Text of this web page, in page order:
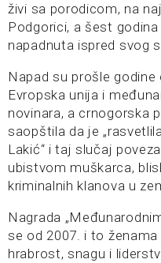
živi sa porodicom, na
Podgorici, a šest
napadnuta ispred svog
Napad su prošle godine
Evropska unija i
novinara, a crnogorska
saopštila da je
Lakić“ i taj slučaj
ubistvom muškarca,
kriminalnih klanova u
Nagrada
se od 2007. i to
hrabrost, snagu i